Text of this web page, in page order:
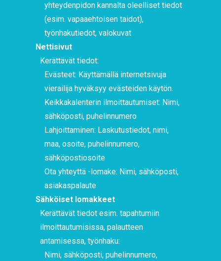
yhteydenpidon kannalta oleelliset tiedot
(esim. vapaaehtoisen taidot),
työnhakutiedot, valokuvat
Nettisivut
Kerättävät tiedot:
Evästeet: Käyttämällä internetsivuja
vierailija hyväksyy evästeiden käytön.
Keikkakalenterin ilmoittautumiset: Nimi,
sähköposti, puhelinnumero
Lahjoittaminen: Laskutustiedot, nimi,
maa, osoite, puhelinnumero,
sähköpostiosoite
Ota yhteyttä -lomake: Nimi, sähköposti,
asiakaspalaute
Sähköiset lomakkeet
Kerättävät tiedot esim. tapahtumiin
ilmoittautumisissa, palautteen
antamisessa, työnhaku:
Nimi, sähköposti, puhelinnumero,